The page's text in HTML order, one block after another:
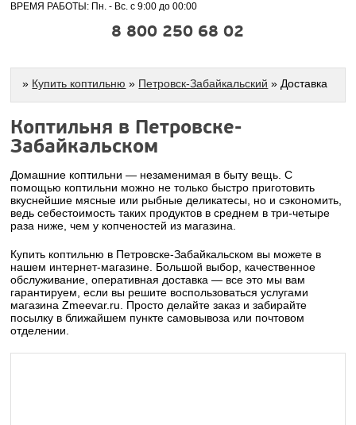
ВРЕМЯ РАБОТЫ: Пн. - Вс. с 9:00 до 00:00
8 800 250 68 02
» Купить коптильню » Петровск-Забайкальский » Доставка
Коптильня в Петровске-
Забайкальском
Домашние коптильни — незаменимая в быту вещь. С
помощью коптильни можно не только быстро приготовить
вкуснейшие мясные или рыбные деликатесы, но и сэкономить,
ведь себестоимость таких продуктов в среднем в три-четыре
раза ниже, чем у копченостей из магазина.
Купить коптильню в Петровске-Забайкальском вы можете в
нашем интернет-магазине. Большой выбор, качественное
обслуживание, оперативная доставка — все это мы вам
гарантируем, если вы решите воспользоваться услугами
магазина Zmeevar.ru. Просто делайте заказ и забирайте
посылку в ближайшем пункте самовывоза или почтовом
отделении.